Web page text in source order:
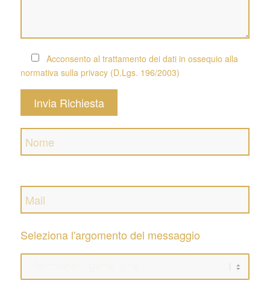
Acconsento al trattamento dei dati in ossequio alla
normativa sulla privacy (D.Lgs. 196/2003)
Seleziona l'argomento del messaggio